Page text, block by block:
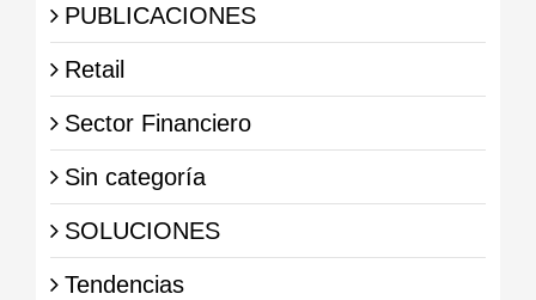
PUBLICACIONES
Retail
Sector Financiero
Sin categoría
SOLUCIONES
Tendencias